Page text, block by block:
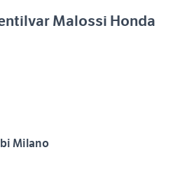
Malossi Honda
Milano